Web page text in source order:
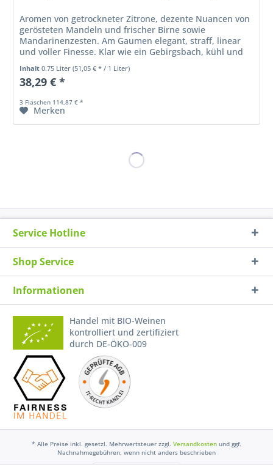
Aromen von getrockneter Zitrone, dezente Nuancen von
gerösteten Mandeln und frischer Birne sowie
Mandarinenzesten. Am Gaumen elegant, straff, linear
und voller Finesse. Klar wie ein Gebirgsbach, kühl und
animierend.
Inhalt0.75 Liter(51,05 € * / 1 Liter)
38,29 € *
3 Flaschen 114,87 € *
Merken
Service Hotline
Shop Service
Informationen
Handel mit BIO-Weinen
kontrolliert und zertifiziert
durch DE-ÖKO-009
* Alle Preise inkl. gesetzl. Mehrwertsteuer zzgl. Versandkosten und ggf.
Nachnahmegebühren, wenn nicht anders beschrieben